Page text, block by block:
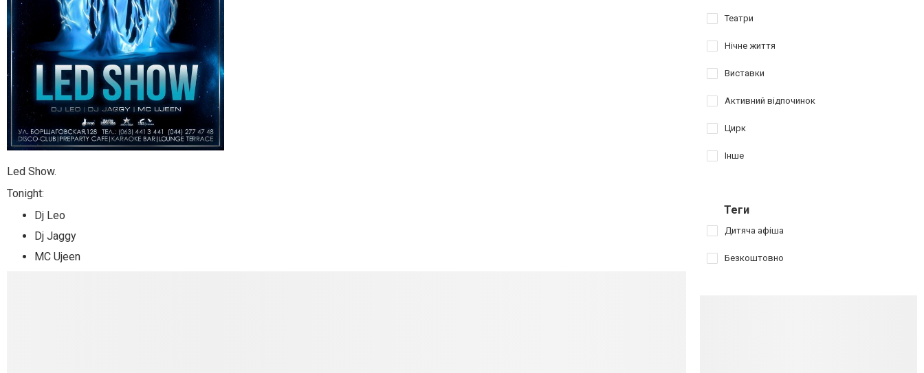
Led Show.
Tonight:
Dj Leo
Dj Jaggy
MC Ujeen
Театри
Нічне життя
Виставки
Активний відпочинок
Цирк
Інше
Теги
Дитяча афіша
Безкоштовно